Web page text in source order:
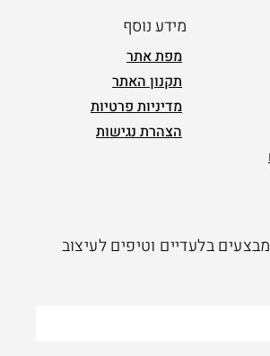
מידע נוסף
מפת אתר
תקנון האתר
מדיניות פרטיות
הצהרת נגישות
בלעדיים וטיפים לעיצוב